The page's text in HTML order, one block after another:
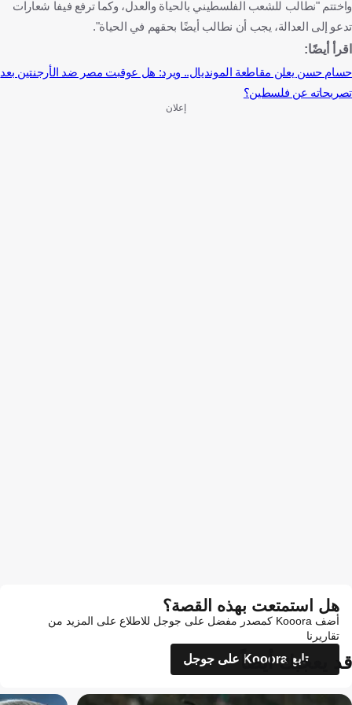
واختتم "نطالب للشعب الفلسطيني بالحياة والعدل، وكما ترفع فيفا شعارات
تدعو إلى العدالة، يجب أن نطالب أيضًا بحقهم في الحياة".
اقرأ أيضًا:
حسام حسن يعلن مقاطعة المونديال.. ويرد: هل عوقبت مصر ضد الأرجنتين بعد
تصريحاته عن فلسطين؟
إعلان
هل استمتعت بهذه القصة؟
أضف Kooora كمصدر مفضل على جوجل للاطلاع على المزيد من
تقاريرنا
تابع Kooora على جوجل
قد يعجبك أيضاً